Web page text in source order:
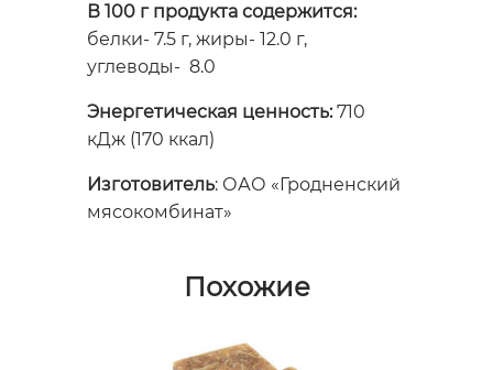
В 100 г продукта содержится:
белки- 7.5 г, жиры- 12.0 г,
углеводы- 8.0
Энергетическая ценность:710
кДж (170 ккал)
Изготовитель: ОАО «Гродненский
мясокомбинат»
Похожие